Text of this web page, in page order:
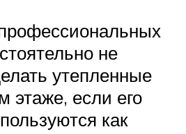
не
утепленные
этаже, если его
как